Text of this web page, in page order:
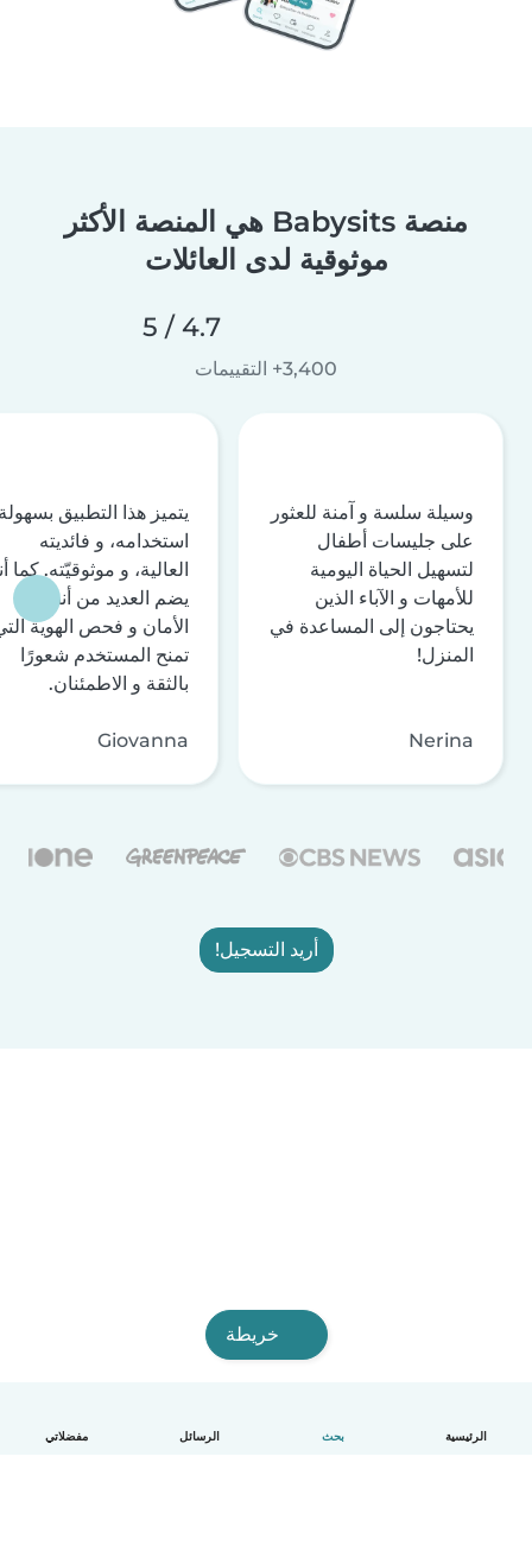
الرئيسية بحث الرسائل مفضلاتي
منصة Babysits هي المنصة الأكثر
موثوقية لدى العائلات
4.7 / 5
3,400+ التقييمات
وسيلة سلسة و آمنة للعثور
على جليسات أطفال
لتسهيل الحياة اليومية
للأمهات و الآباء الذين
يحتاجون إلى المساعدة في
المنزل!
Nerina
يتميز هذا التطبيق
استخدامه، و فائديته
العالية، و موثوقيّته. كما
يضم العديد من أنظمة
الأمان و فحص الهوية
تمنح المستخدم شعورًا
بالثقة و الاطمئنان.
Giovanna
أريد التسجيل!
خريطة